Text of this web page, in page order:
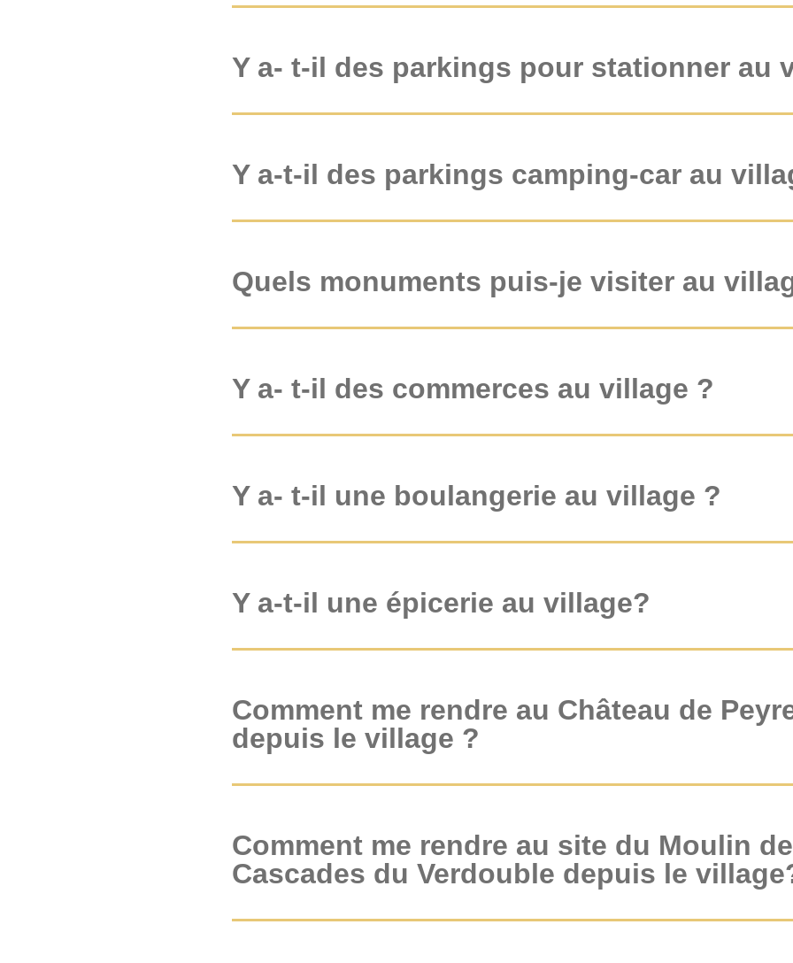
Y a- t-il des parkings pour stationner au
Y a-t-il des parkings camping-car au
Quels monuments puis-je visiter au
Y a- t-il des commerces au village ?
Y a- t-il une boulangerie au village ?
Y a-t-il une épicerie au village?
Comment me rendre au Château de
depuis le village ?
Comment me rendre au site du Moulin
Cascades du Verdouble depuis le